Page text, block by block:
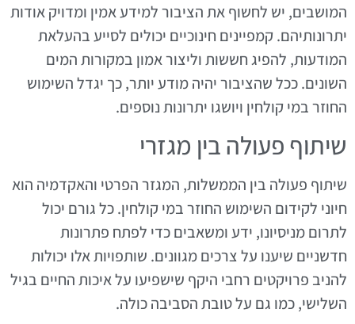
המושבים, יש לחשוף את הציבור למידע אמין ומדויק אודות
יתרונותיהם. קמפיינים חינוכיים יכולים לסייע בהעלאת
המודעות, להפיג חששות וליצור אמון במקורות המים
השונים. ככל שהציבור יהיה מודע יותר, כך יגדל השימוש
החוזר במי קולחין ויושגו יתרונות נוספים.
שיתוף פעולה בין מגזרי
שיתוף פעולה בין הממשלות, המגזר הפרטי והאקדמיה הוא
חיוני לקידום השימוש החוזר במי קולחין. כל גורם יכול
לתרום מניסיונו, ידע ומשאבים כדי לפתח פתרונות
חדשניים שיענו על צרכים מגוונים. שותפויות אלו יכולות
להניב פרויקטים רחבי היקף שישפיעו על איכות החיים בגיל
השלישי, כמו גם על טובת הסביבה כולה.